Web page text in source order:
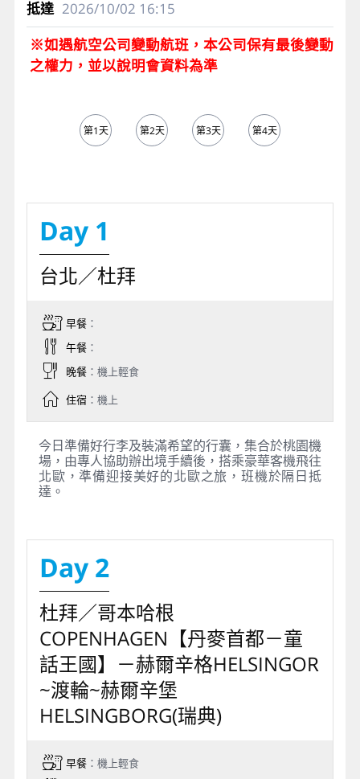
2026/10/02 16:15
※如遇航空公司變動航班，本公司保有最後變動
之權力，並以說明會資料為準
第1天 第2天 第3天 第4天
Day 1
台北／杜拜
早餐：
午餐：
晚餐：機上輕食
住宿：機上
今日準備好行李及裝滿希望的行囊，集合於桃園機
場，由專人協助辦出境手續後，搭乘豪華客機飛往
北歐，準備迎接美好的北歐之旅，班機於隔日抵
達。
Day 2
杜拜／哥本哈根
COPENHAGEN【丹麥首都－童
話王國】－赫爾辛格HELSINGOR
~渡輪~赫爾辛堡
HELSINGBORG(瑞典)
早餐：機上輕食